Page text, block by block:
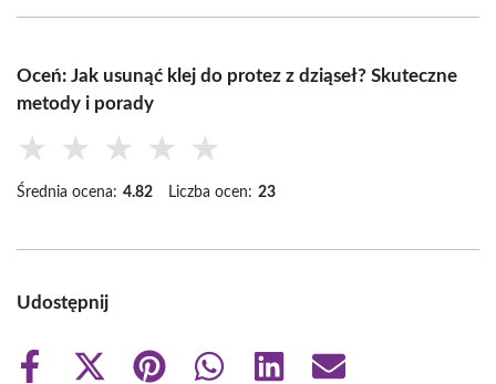
Oceń: Jak usunąć klej do protez z dziąseł? Skuteczne
metody i porady
★ ★ ★ ★ ★
Średnia ocena: 4.82 Liczba ocen: 23
Udostępnij
Share
Share
Share
Share
Share
Share